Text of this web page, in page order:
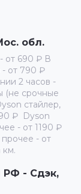
обл.
от 690 ₽ В
- от 790 ₽
2 часов -
(не срочные
стайлер,
₽ Dyson
- от 1190 ₽
- от
РФ - Сдэк,